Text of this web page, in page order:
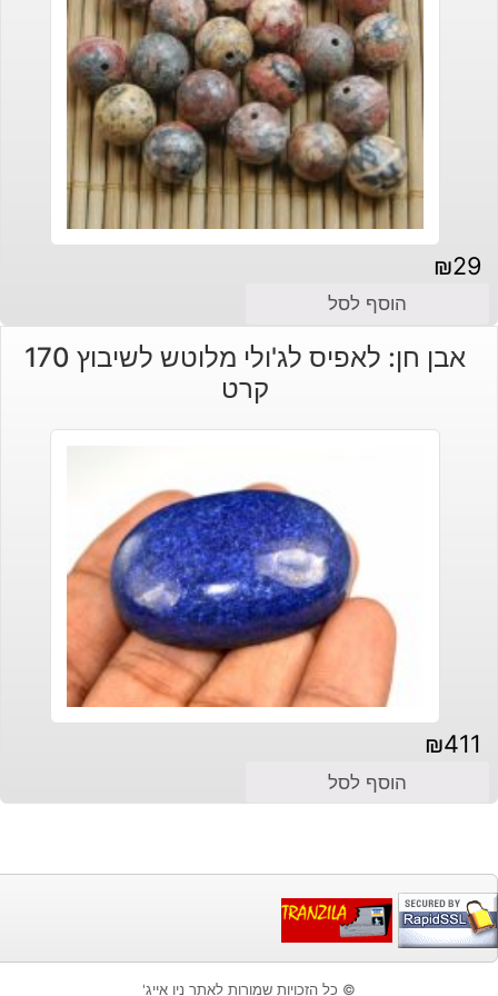
₪29
הוסף לסל
אבן חן: לאפיס לג'ולי מלוטש לשיבוץ 170
קרט
₪411
הוסף לסל
© כל הזכויות שמורות לאתר ניו אייג'